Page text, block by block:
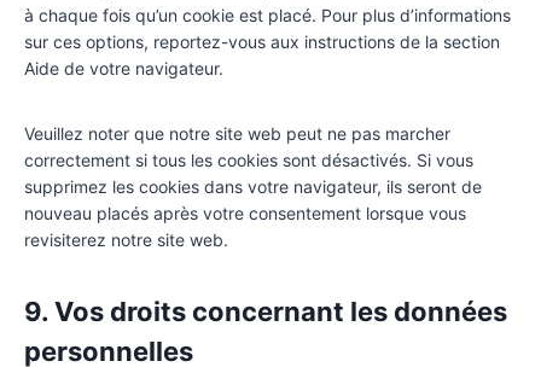
à chaque fois qu’un cookie est placé. Pour plus d’informations
sur ces options, reportez-vous aux instructions de la section
Aide de votre navigateur.
Veuillez noter que notre site web peut ne pas marcher
correctement si tous les cookies sont désactivés. Si vous
supprimez les cookies dans votre navigateur, ils seront de
nouveau placés après votre consentement lorsque vous
revisiterez notre site web.
9. Vos droits concernant les données
personnelles